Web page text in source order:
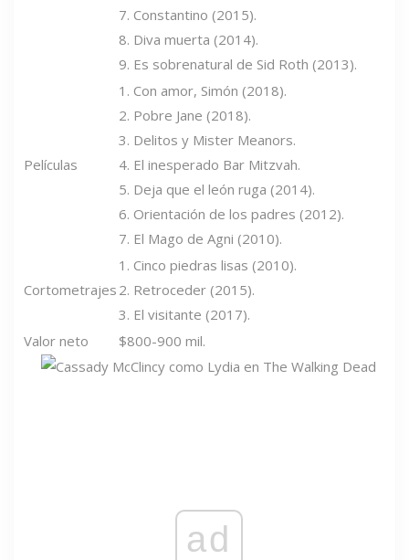
7. Constantino (2015).
8. Diva muerta (2014).
9. Es sobrenatural de Sid Roth (2013).
Películas
1. Con amor, Simón (2018).
2. Pobre Jane (2018).
3. Delitos y Mister Meanors.
4. El inesperado Bar Mitzvah.
5. Deja que el león ruga (2014).
6. Orientación de los padres (2012).
7. El Mago de Agni (2010).
Cortometrajes
1. Cinco piedras lisas (2010).
2. Retroceder (2015).
3. El visitante (2017).
Valor neto
$800-900 mil.
ad